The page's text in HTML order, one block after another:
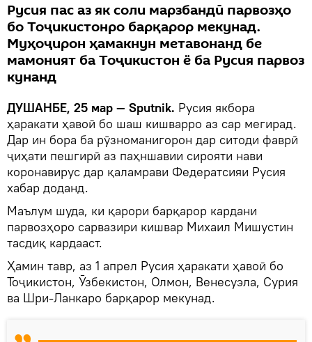
Русия пас аз як соли марзбандӣ парвозҳо
бо Тоҷикистонро барқарор мекунад.
Муҳоҷирон ҳамакнун метавонанд бе
мамоният ба Тоҷикистон ё ба Русия парвоз
кунанд
ДУШАНБЕ, 25 мар — Sputnik. Русия якбора
ҳаракати ҳавоӣ бо шаш кишварро аз сар мегирад.
Дар ин бора ба рӯзноманигорон дар ситоди фаврӣ
ҷиҳати пешгирӣ аз паҳншавии сирояти нави
коронавирус дар қаламрави Федератсияи Русия
хабар доданд.
Маълум шуда, ки қарори барқарор кардани
парвозҳоро сарвазири кишвар Михаил Мишустин
тасдиқ кардааст.
Ҳамин тавр, аз 1 апрел Русия ҳаракати ҳавоӣ бо
Тоҷикистон, Ӯзбекистон, Олмон, Венесуэла, Сурия
ва Шри-Ланкаро барқарор мекунад.